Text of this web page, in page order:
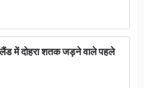
में दोहरा शतक जड़ने वाले पहले